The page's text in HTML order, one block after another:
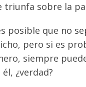
triunfa sobre la
posible que no
pero si es
siempre
¿verdad?